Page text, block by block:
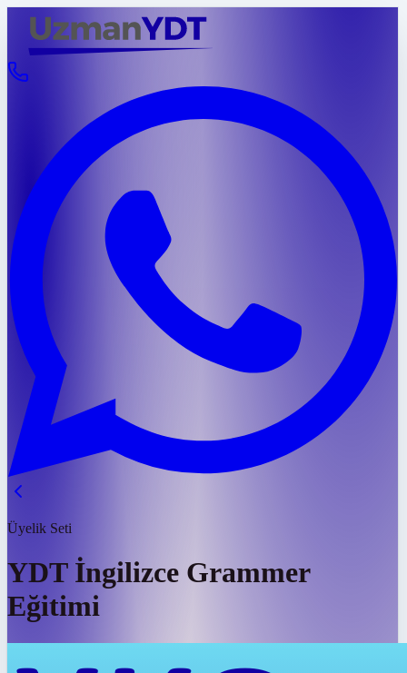
Üyelik Seti
YDT İngilizce Grammer
Eğitimi